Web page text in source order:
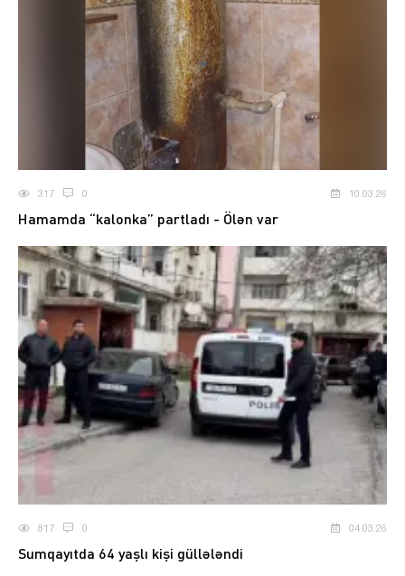
317 0 10.03.26
Hamamda “kalonka” partladı - Ölən var
817 0 04.03.26
Sumqayıtda 64 yaşlı kişi güllələndi